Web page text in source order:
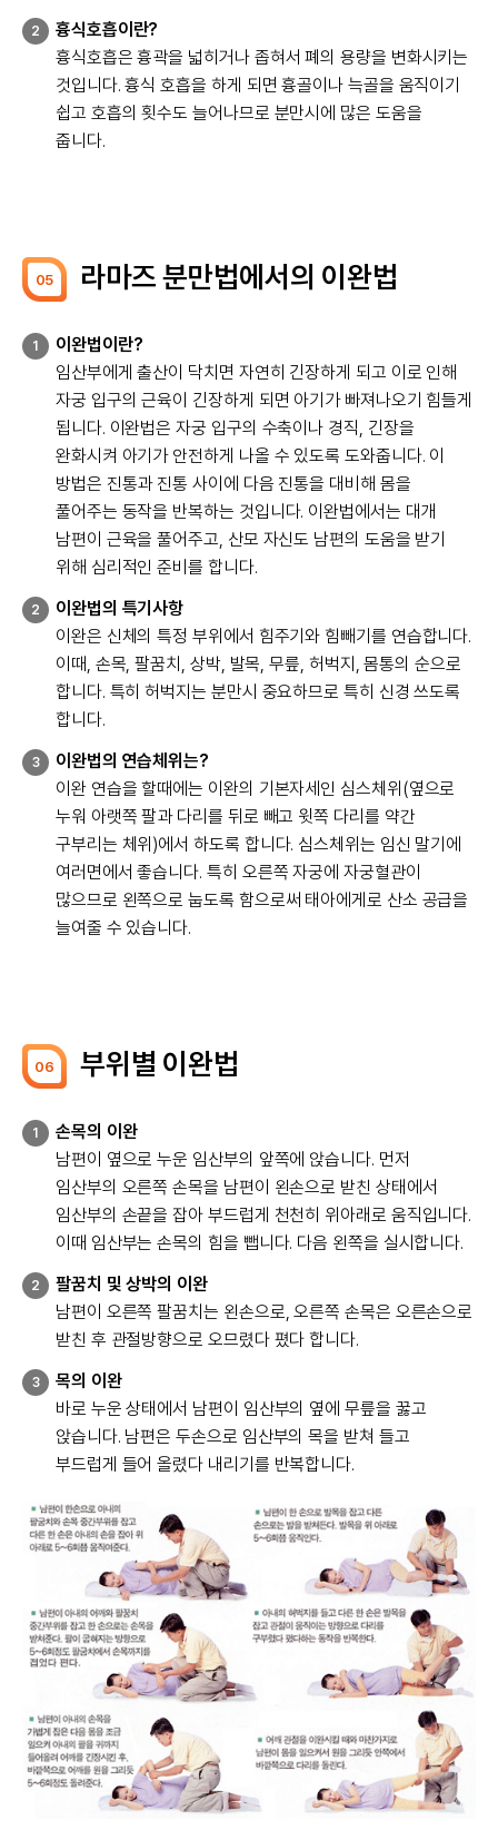
2
흉식호흡이란?
흉식호흡은 흉곽을 넓히거나 좁혀서 폐의 용량을 변화시키는
것입니다. 흉식 호흡을 하게 되면 흉골이나 늑골을 움직이기
쉽고 호흡의 횟수도 늘어나므로 분만시에 많은 도움을
줍니다.
05 라마즈 분만법에서의 이완법
1
이완법이란?
임산부에게 출산이 닥치면 자연히 긴장하게 되고 이로 인해
자궁 입구의 근육이 긴장하게 되면 아기가 빠져나오기 힘들게
됩니다. 이완법은 자궁 입구의 수축이나 경직, 긴장을
완화시켜 아기가 안전하게 나올 수 있도록 도와줍니다. 이
방법은 진통과 진통 사이에 다음 진통을 대비해 몸을
풀어주는 동작을 반복하는 것입니다. 이완법에서는 대개
남편이 근육을 풀어주고, 산모 자신도 남편의 도움을 받기
위해 심리적인 준비를 합니다.
2
이완법의 특기사항
이완은 신체의 특정 부위에서 힘주기와 힘빼기를 연습합니다.
이때, 손목, 팔꿈치, 상박, 발목, 무릎, 허벅지, 몸통의 순으로
합니다. 특히 허벅지는 분만시 중요하므로 특히 신경 쓰도록
합니다.
3
이완법의 연습체위는?
이완 연습을 할때에는 이완의 기본자세인 심스체위(옆으로
누워 아랫쪽 팔과 다리를 뒤로 빼고 윗쪽 다리를 약간
구부리는 체위)에서 하도록 합니다. 심스체위는 임신 말기에
여러면에서 좋습니다. 특히 오른쪽 자궁에 자궁혈관이
많으므로 왼쪽으로 눕도록 함으로써 태아에게로 산소 공급을
늘여줄 수 있습니다.
06 부위별 이완법
1
손목의 이완
남편이 옆으로 누운 임산부의 앞쪽에 앉습니다. 먼저
임산부의 오른쪽 손목을 남편이 왼손으로 받친 상태에서
임산부의 손끝을 잡아 부드럽게 천천히 위아래로 움직입니다.
이때 임산부는 손목의 힘을 뺍니다. 다음 왼쪽을 실시합니다.
2
팔꿈치 및 상박의 이완
남편이 오른쪽 팔꿈치는 왼손으로, 오른쪽 손목은 오른손으로
받친 후 관절방향으로 오므렸다 폈다 합니다.
3
목의 이완
바로 누운 상태에서 남편이 임산부의 옆에 무릎을 꿇고
앉습니다. 남편은 두손으로 임산부의 목을 받쳐 들고
부드럽게 들어 올렸다 내리기를 반복합니다.